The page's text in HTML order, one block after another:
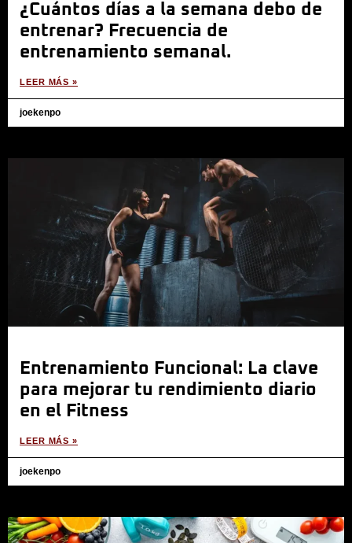
¿Cuántos días a la semana debo de
entrenar? Frecuencia de
entrenamiento semanal.
LEER MÁS »
joekenpo
Entrenamiento Funcional: La clave
para mejorar tu rendimiento diario
en el Fitness
LEER MÁS »
joekenpo